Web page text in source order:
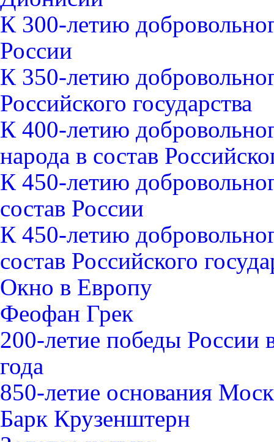
К 300-летию
России
К 350-летию
Российского государства
К 400-летию
народа в состав
К 450-летию
состав России
К 450-летию
состав Российского
Окно в Европу
Феофан Грек
200-летие победы России
года
850-летие основания
Барк Крузенштерн